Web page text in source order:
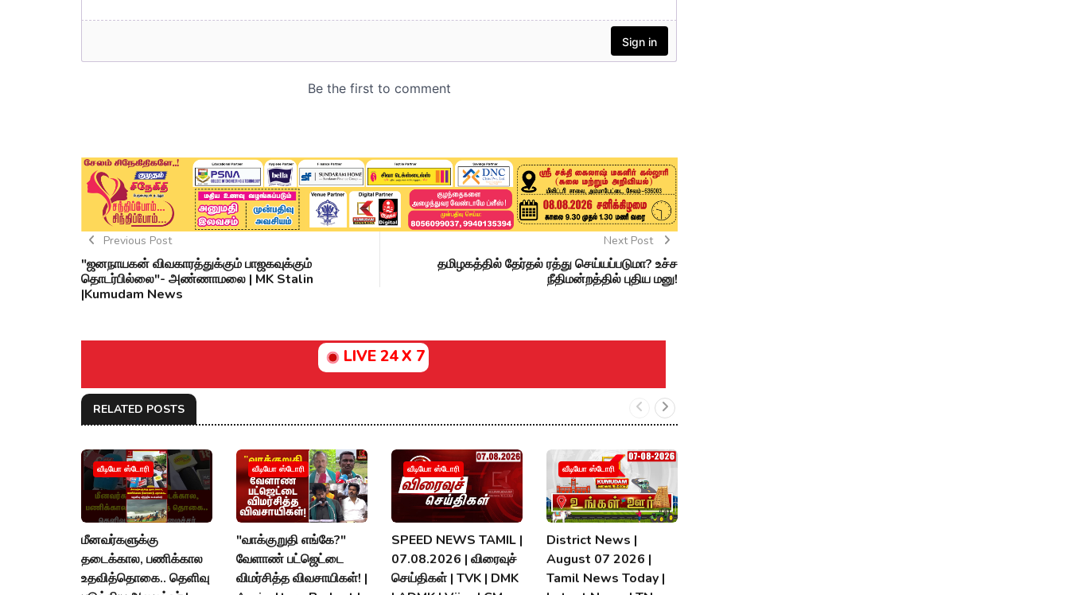
Previous Post
"ஜனநாயகன் விவகாரத்துக்கும் பாஜகவுக்கும்
தொடர்பில்லை"- அண்ணாமலை | MK Stalin
|Kumudam News
Next Post
தமிழகத்தில் தேர்தல் ரத்து செய்யப்படுமா? உச்ச
நீதிமன்றத்தில் புதிய மனு!
LIVE 24 X 7
RELATED POSTS
வீடியோ ஸ்டோரி
மீனவர்களுக்கு
தடைக்கால, பணிக்கால
உதவித்தொகை.. தெளிவு
வீடியோ ஸ்டோரி
"வாக்குறுதி எங்கே?"
வேளாண் பட்ஜெட்டை
விமர்சித்த விவசாயிகள்! |
வீடியோ ஸ்டோரி
SPEED NEWS TAMIL |
07.08.2026 | விரைவுச்
செய்திகள் | TVK | DMK
வீடியோ ஸ்டோரி
District News |
August 07 2026 |
Tamil News Today |